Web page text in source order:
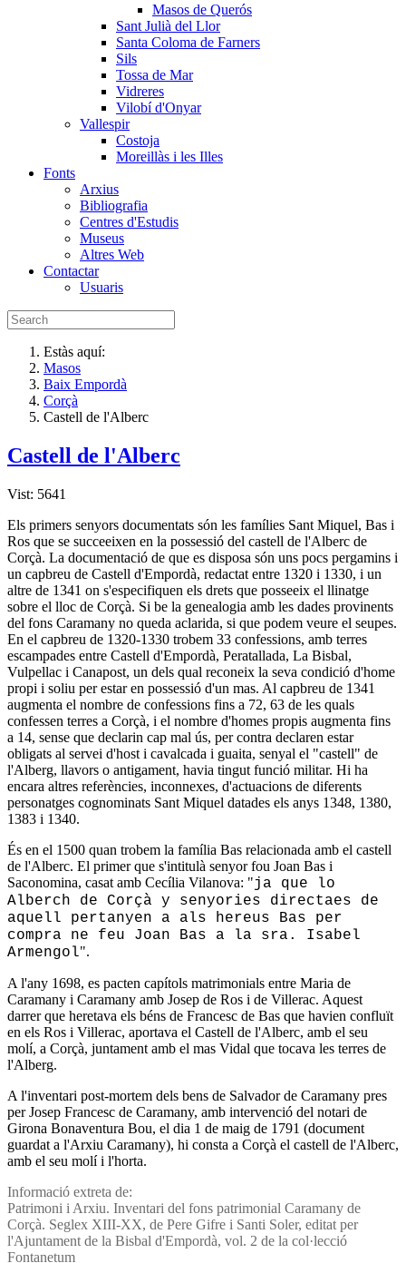
Masos de Querós
Sant Julià del Llor
Santa Coloma de Farners
Sils
Tossa de Mar
Vidreres
Vilobí d'Onyar
Vallespir
Costoja
Moreillàs i les Illes
Fonts
Arxius
Bibliografia
Centres d'Estudis
Museus
Altres Web
Contactar
Usuaris
Estàs aquí:
Masos
Baix Empordà
Corçà
Castell de l'Alberc
Castell de l'Alberc
Vist: 5641
Els primers senyors documentats són les famí­lies Sant Miquel, Bas i
Ros que se succeeixen en la possessió del castell de l'Alberc de
Corçà. La documentació de que es disposa són uns pocs pergamins i
un capbreu de Castell d'Empordà, redactat entre 1320 i 1330, i un
altre de 1341 on s'especifiquen els drets que posseeix el llinatge
sobre el lloc de Corçà. Si be la genealogia amb les dades provinents
del fons Caramany no queda aclarida, si que podem veure el seupes.
En el capbreu de 1320-1330 trobem 33 confessions, amb terres
escampades entre Castell d'Empordà, Peratallada, La Bisbal,
Vulpellac i Canapost, un dels qual reconeix la seva condició d'home
propi i soliu per estar en possessió d'un mas. Al capbreu de 1341
augmenta el nombre de confessions fins a 72, 63 de les quals
confessen terres a Corçà, i el nombre d'homes propis augmenta fins
a 14, sense que declarin cap mal ús, per contra declaren estar
obligats al servei d'host i cavalcada i guaita, senyal el "castell" de
l'Alberg, llavors o antigament, havia tingut funció militar. Hi ha
encara altres referències, inconnexes, d'actuacions de diferents
personatges cognominats Sant Miquel datades els anys 1348, 1380,
1383 i 1340.
És en el 1500 quan trobem la famí­lia Bas relacionada amb el castell
de l'Alberc. El primer que s'intitulà senyor fou Joan Bas i
Saconomina, casat amb Cecí­lia Vilanova: "ja que lo
Alberch de Corçà y senyories directaes de
aquell pertanyen a als hereus Bas per
compra ne feu Joan Bas a la sra. Isabel
Armengol".
A l'any 1698, es pacten capí­tols matrimonials entre Maria de
Caramany i Caramany amb Josep de Ros i de Villerac. Aquest
darrer que heretava els béns de Francesc de Bas que havien confluït
en els Ros i Villerac, aportava el Castell de l'Alberc, amb el seu
molí­, a Corçà, juntament amb el mas Vidal que tocava les terres de
l'Alberg.
A l'inventari post-mortem dels bens de Salvador de Caramany pres
per Josep Francesc de Caramany, amb intervenció del notari de
Girona Bonaventura Bou, el dia 1 de maig de 1791 (document
guardat a l'Arxiu Caramany), hi consta a Corçà el castell de l'Alberc,
amb el seu molí­ i l'horta.
Informació extreta de:
Patrimoni i Arxiu. Inventari del fons patrimonial Caramany de
Corçà. Seglex XIII-XX, de Pere Gifre i Santi Soler, editat per
l'Ajuntament de la Bisbal d'Empordà, vol. 2 de la col·lecció
Fontanetum